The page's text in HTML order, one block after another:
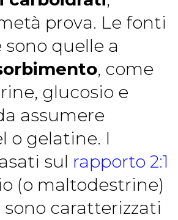
prova. Le fonti
quelle a
, come
glucosio e
assumere
o gelatine. I
sul rapporto 2:1
(o maltodestrine)
caratterizzati